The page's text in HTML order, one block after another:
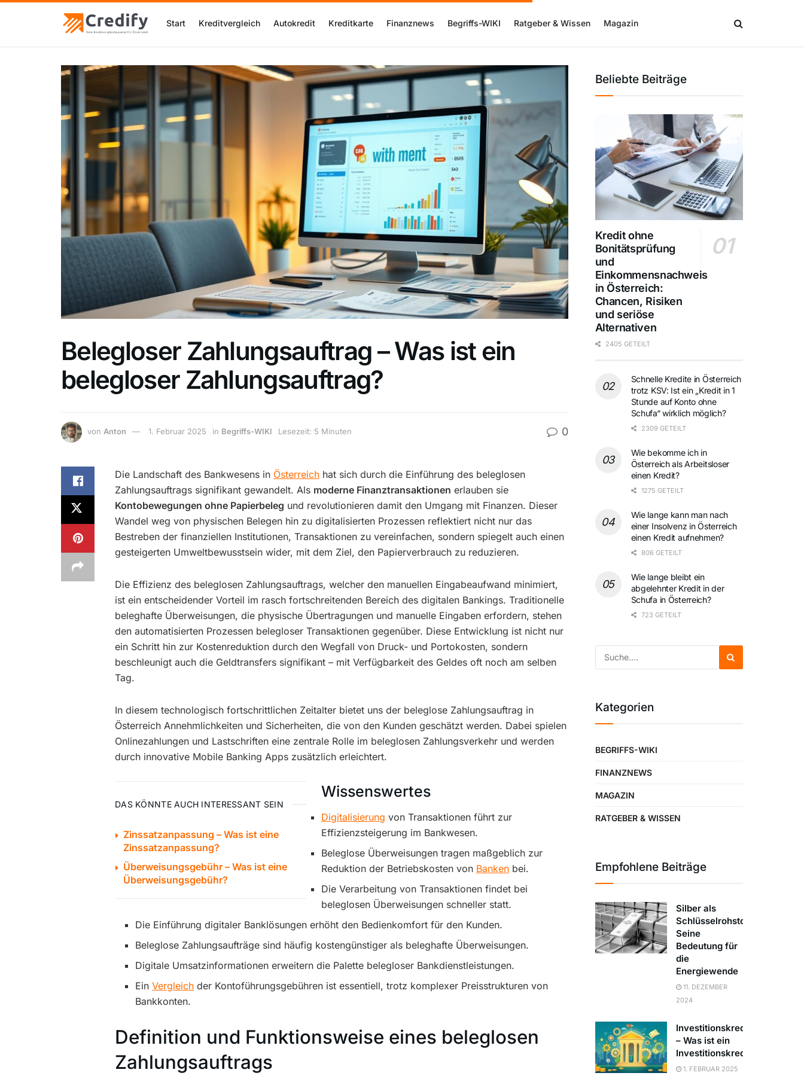
Start Kreditvergleich Autokredit Kreditkarte Finanznews Begriffs-WIKI Ratgeber & Wissen Magazin
Belegloser Zahlungsauftrag – Was ist ein
belegloser Zahlungsauftrag?
von Anton 1. Februar 2025 in Begriffs-WIKI Lesezeit: 5 Minuten 0
Die Landschaft des Bankwesens in Österreich hat sich durch die Einführung des beleglosen
Zahlungsauftrags signifikant gewandelt. Als moderne Finanztransaktionen erlauben sie
Kontobewegungen ohne Papierbeleg und revolutionieren damit den Umgang mit Finanzen. Dieser
Wandel weg von physischen Belegen hin zu digitalisierten Prozessen reflektiert nicht nur das
Bestreben der finanziellen Institutionen, Transaktionen zu vereinfachen, sondern spiegelt auch einen
gesteigerten Umweltbewusstsein wider, mit dem Ziel, den Papierverbrauch zu reduzieren.
Die Effizienz des beleglosen Zahlungsauftrags, welcher den manuellen Eingabeaufwand minimiert,
ist ein entscheidender Vorteil im rasch fortschreitenden Bereich des digitalen Bankings. Traditionelle
beleghafte Überweisungen, die physische Übertragungen und manuelle Eingaben erfordern, stehen
den automatisierten Prozessen belegloser Transaktionen gegenüber. Diese Entwicklung ist nicht nur
ein Schritt hin zur Kostenreduktion durch den Wegfall von Druck- und Portokosten, sondern
beschleunigt auch die Geldtransfers signifikant – mit Verfügbarkeit des Geldes oft noch am selben
Tag.
In diesem technologisch fortschrittlichen Zeitalter bietet uns der beleglose Zahlungsauftrag in
Österreich Annehmlichkeiten und Sicherheiten, die von den Kunden geschätzt werden. Dabei spielen
Onlinezahlungen und Lastschriften eine zentrale Rolle im beleglosen Zahlungsverkehr und werden
durch innovative Mobile Banking Apps zusätzlich erleichtert.
DAS KÖNNTE AUCH INTERESSANT SEIN
Zinssatzanpassung – Was ist eine
Zinssatzanpassung?
Überweisungsgebühr – Was ist eine
Überweisungsgebühr?
Wissenswertes
Digitalisierung von Transaktionen führt zur
Effizienzsteigerung im Bankwesen.
Beleglose Überweisungen tragen maßgeblich zur
Reduktion der Betriebskosten von Banken bei.
Die Verarbeitung von Transaktionen findet bei
beleglosen Überweisungen schneller statt.
Die Einführung digitaler Banklösungen erhöht den Bedienkomfort für den Kunden.
Beleglose Zahlungsaufträge sind häufig kostengünstiger als beleghafte Überweisungen.
Digitale Umsatzinformationen erweitern die Palette belegloser Bankdienstleistungen.
EinVergleich der Kontoführungsgebühren ist essentiell, trotz komplexer Preisstrukturen von
Bankkonten.
Definition und Funktionsweise eines beleglosen
Zahlungsauftrags
Beliebte Beiträge
Kredit ohne
Bonitätsprüfung
und
Einkommensnachweis
in Österreich:
Chancen, Risiken
und seriöse
Alternativen
2405 GETEILT
Schnelle Kredite in Österreich
trotz KSV: Ist ein „Kredit in 1
Stunde auf Konto ohne
Schufa“ wirklich möglich?
2309 GETEILT
Wie bekomme ich in
Österreich als Arbeitsloser
einen Kredit?
1275 GETEILT
Wie lange kann man nach
einer Insolvenz in Österreich
einen Kredit aufnehmen?
806 GETEILT
Wie lange bleibt ein
abgelehnter Kredit in der
Schufa in Österreich?
723 GETEILT
Kategorien
BEGRIFFS-WIKI
FINANZNEWS
MAGAZIN
RATGEBER & WISSEN
Empfohlene Beiträge
Silber als
Schlüsselrohstoff:
Seine
Bedeutung für
die
Energiewende
11. DEZEMBER
2024
Investitionskredit
– Was ist ein
Investitionskredit?
1. FEBRUAR 2025